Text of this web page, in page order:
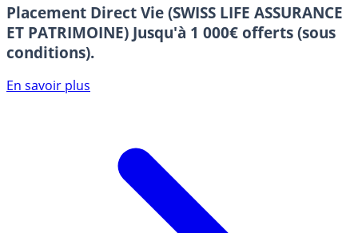
Placement Direct Vie (SWISS LIFE ASSURANCE
ET PATRIMOINE) Jusqu'à 1 000€ offerts (sous
conditions).
En savoir plus